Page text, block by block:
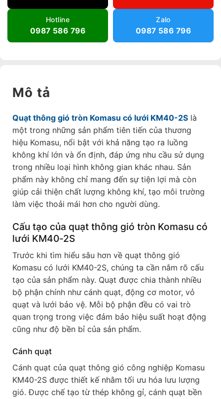
Hotline
0987 586 796
Zalo
0987 586 796
Mô tả
Quạt thông gió tròn Komasu có lưới KM40-2S là
một trong những sản phẩm tiên tiến của thương
hiệu Komasu, nổi bật với khả năng tạo ra luồng
không khí lớn và ổn định, đáp ứng nhu cầu sử dụng
trong nhiều loại hình không gian khác nhau. Sản
phẩm này không chỉ mang đến sự tiện lợi mà còn
giúp cải thiện chất lượng không khí, tạo môi trường
làm việc thoải mái hơn cho người dùng.
Cấu tạo của quạt thông gió tròn Komasu có
lưới KM40-2S
Trước khi tìm hiểu sâu hơn về quạt thông gió
Komasu có lưới KM40-2S, chúng ta cần nắm rõ cấu
tạo của sản phẩm này. Quạt được chia thành nhiều
bộ phận chính như cánh quạt, động cơ motor, vỏ
quạt và lưới bảo vệ. Mỗi bộ phận đều có vai trò
quan trọng trong việc đảm bảo hiệu suất hoạt động
cũng như độ bền bỉ của sản phẩm.
Cánh quạt
Cánh quạt của quạt thông gió công nghiệp Komasu
KM40-2S được thiết kế nhằm tối ưu hóa lưu lượng
gió. Được chế tạo từ thép không gỉ, cánh quạt bền